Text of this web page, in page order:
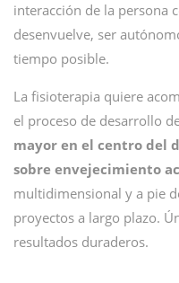
interacción de la persona
desenvuelve, ser
tiempo posible.
La fisioterapia quiere
el proceso de desarrollo
mayor en el centro del
sobre envejecimiento
multidimensional y a pie
proyectos a largo plazo.
resultados duraderos.